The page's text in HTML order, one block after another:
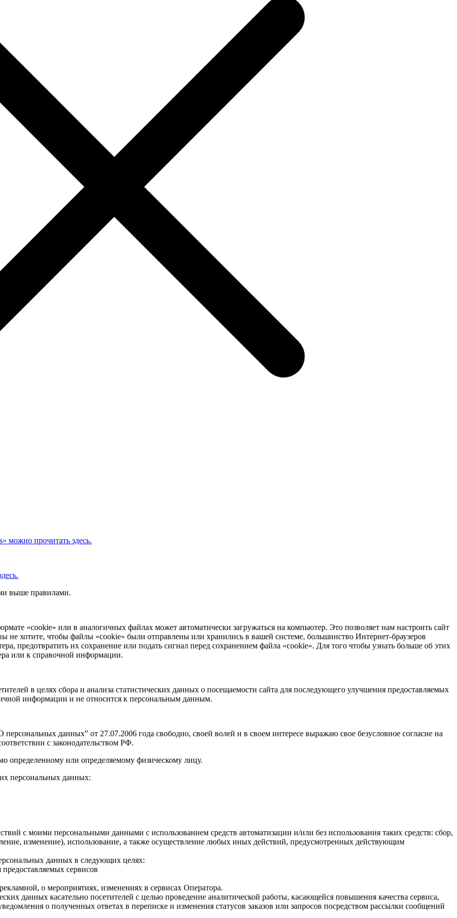
можно прочитать здесь.
выше правилами.
«cookie» или в аналогичных файлах может автоматически загружаться на компьютер. Это позволяет нам настроить сайт
не хотите, чтобы файлы «cookie» были отправлены или хранились в вашей системе, большинство Интернет-браузеров
предотвратить их сохранение или подать сигнал перед сохранением файла «cookie». Для того чтобы узнать больше об этих
или к справочной информации.
в целях сбора и анализа статистических данных о посещаемости сайта для последующего улучшения предоставляемых
информации и не относится к персональным данным.
данных” от 27.07.2006 года свободно, своей волей и в своем интересе выражаю свое безусловное согласие на
с законодательством РФ.
определенному или определяемому физическому лицу.
персональных данных:
с моими персональными данными с использованием средств автоматизации и/или без использования таких средств: сбор,
изменение), использование, а также осуществление любых иных действий, предусмотренных действующим
данных в следующих целях:
сервисов
о мероприятиях, изменениях в сервисах Оператора.
данных касательно посетителей с целью проведение аналитической работы, касающейся повышения качества сервиса,
о полученных ответах в переписке и изменения статусов заказов или запросов посредством рассылки сообщений